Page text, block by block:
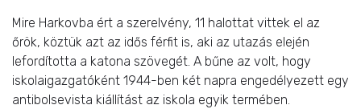
Mire Harkovba ért a szerelvény, 11 halottat vittek el az
őrök, köztük azt az idős férfit is, aki az utazás elején
lefordította a katona szövegét. A bűne az volt, hogy
iskolaigazgatóként 1944-ben két napra engedélyezett egy
antibolsevista kiállítást az iskola egyik termében.